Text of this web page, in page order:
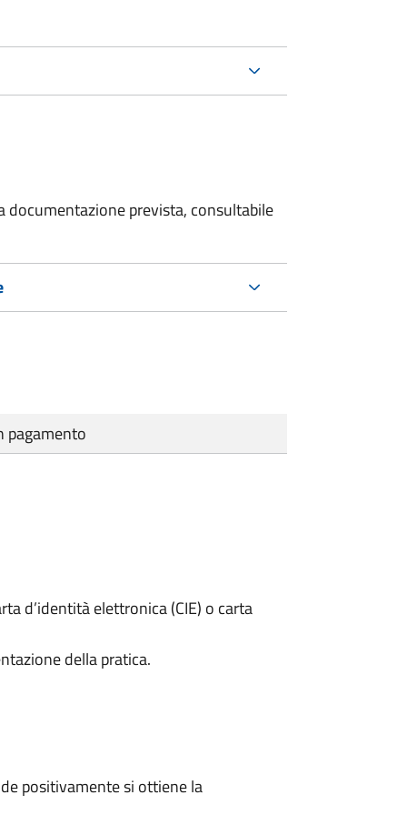
prevista, consultabile
pagamento
d’identità elettronica (CIE) o carta
della pratica.
positivamente si ottiene la